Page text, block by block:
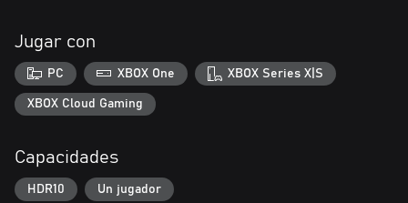
Jugar con
PC XBOX One XBOX Series X|S
XBOX Cloud Gaming
Capacidades
HDR10 Un jugador